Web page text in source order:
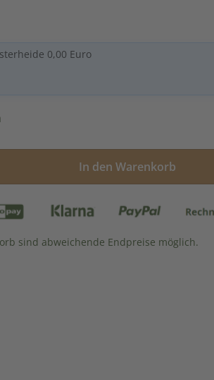
0,00 Euro
Wert ein oder
In den Warenkorb
sind abweichende Endpreise möglich.